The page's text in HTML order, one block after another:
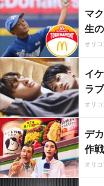
マ
生
オリ
イ
ラ
オリ
デ
作
オリ